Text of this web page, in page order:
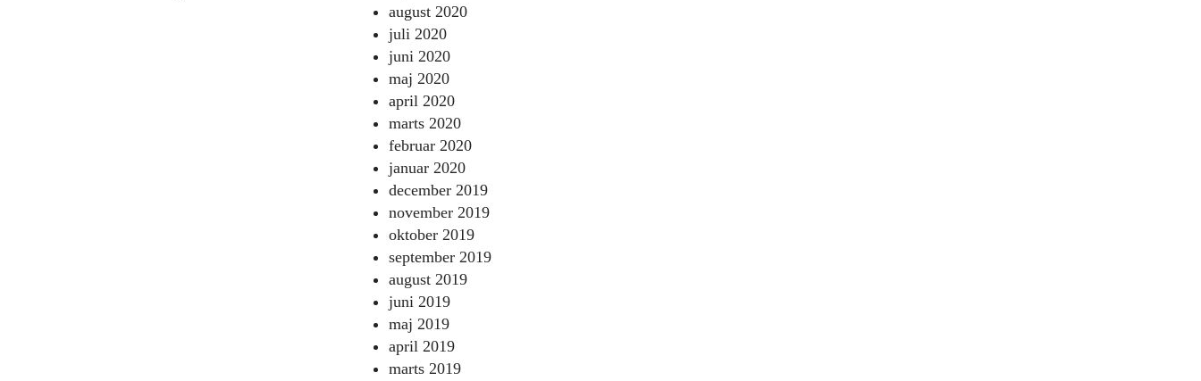
august 2020
juli 2020
juni 2020
maj 2020
april 2020
marts 2020
februar 2020
januar 2020
december 2019
november 2019
oktober 2019
september 2019
august 2019
juni 2019
maj 2019
april 2019
marts 2019